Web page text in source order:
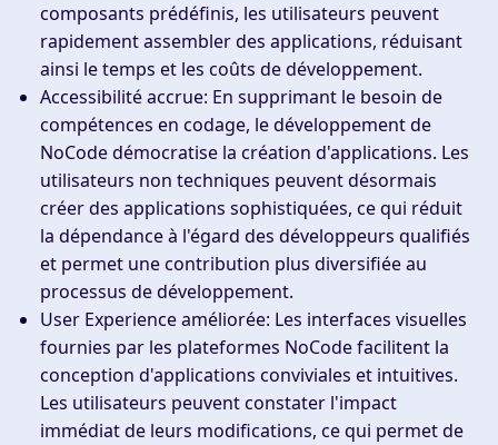
composants prédéfinis, les utilisateurs peuvent
rapidement assembler des applications, réduisant
ainsi le temps et les coûts de développement.
Accessibilité accrue: En supprimant le besoin de
compétences en codage, le développement de
NoCode démocratise la création d'applications. Les
utilisateurs non techniques peuvent désormais
créer des applications sophistiquées, ce qui réduit
la dépendance à l'égard des développeurs qualifiés
et permet une contribution plus diversifiée au
processus de développement.
User Experience améliorée: Les interfaces visuelles
fournies par les plateformes NoCode facilitent la
conception d'applications conviviales et intuitives.
Les utilisateurs peuvent constater l'impact
immédiat de leurs modifications, ce qui permet de